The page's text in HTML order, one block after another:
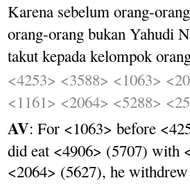
Karena sebelum orang-orang
orang-orang bukan Yahudi
takut kepada kelompok
<4253> <3588> <1063>
<1161> <2064> <5288>
AV: For <1063> before
did eat <4906> (5707) with
<2064> (5627), he